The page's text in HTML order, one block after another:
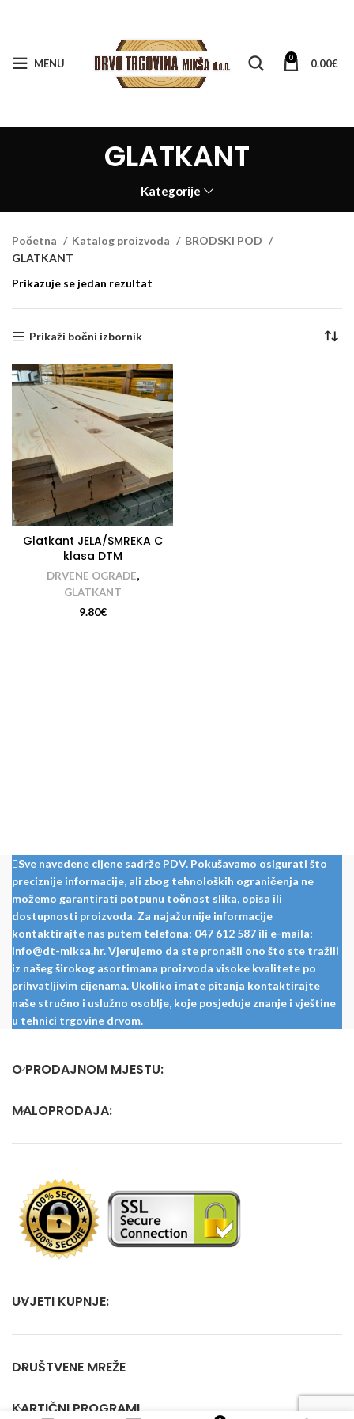
MENU 0 0.00€
GLATKANT
Kategorije
Početna Katalog proizvoda
BRODSKI POD
GLATKANT
Prikazuje se jedan rezultat
Prikaži bočni izbornik
Glatkant JELA/SMREKA C
klasa DTM
DRVENE OGRADE,
GLATKANT
9.80€
Sve navedene cijene sadrže PDV. Pokušavamo osigurati što
preciznije informacije, ali zbog tehnoloških ograničenja ne
možemo garantirati potpunu točnost slika, opisa ili
dostupnosti proizvoda. Za najažurnije informacije
kontaktirajte nas putem telefona: 047 612 587 ili e-maila:
info@dt-miksa.hr. Vjerujemo da ste pronašli ono što ste tražili
iz našeg širokog asortimana proizvoda visoke kvalitete po
prihvatljivim cijenama. Ukoliko imate pitanja kontaktirajte
naše stručno i uslužno osoblje, koje posjeduje znanje i vještine
u tehnici trgovine drvom.
O PRODAJNOM MJESTU:
MALOPRODAJA:
UVJETI KUPNJE:
DRUŠTVENE MREŽE
KARTIČNI PROGRAMI